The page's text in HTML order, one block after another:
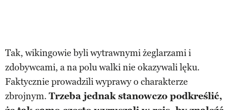
Tak, wikingowie byli wytrawnymi żeglarzami i
zdobywcami, a na polu walki nie okazywali lęku.
Faktycznie prowadzili wyprawy o charakterze
zbrojnym. Trzeba jednak stanowczo podkreślić,